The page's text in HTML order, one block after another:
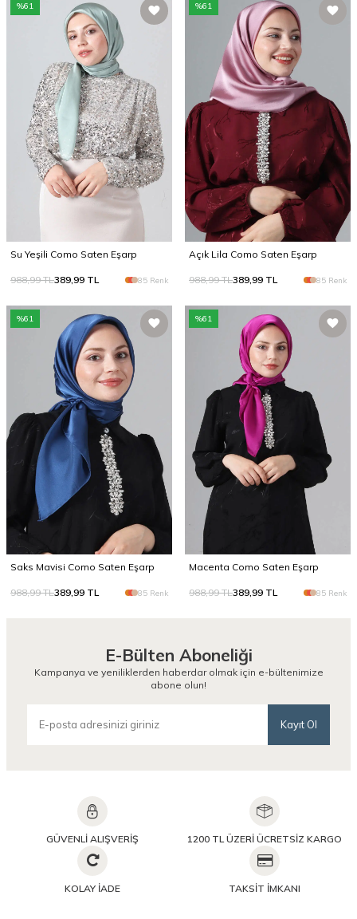
%61
Su Yeşili Como Saten Eşarp
988,99TL389,99 TL 85 Renk
%61
Açık Lila Como Saten Eşarp
988,99TL389,99 TL 85 Renk
%61
Saks Mavisi Como Saten Eşarp
988,99TL389,99 TL 85 Renk
%61
Macenta Como Saten Eşarp
988,99TL389,99 TL 85 Renk
E-Bülten Aboneliği
Kampanya ve yeniliklerden haberdar olmak için e-bültenimize
abone olun!
Kayıt Ol
GÜVENLİ ALIŞVERİŞ 1200 TL ÜZERİ ÜCRETSİZ KARGO
KOLAY İADE TAKSİT İMKANI